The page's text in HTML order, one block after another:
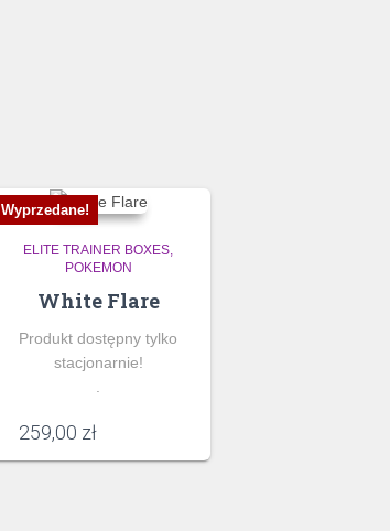
Wyprzedane!
ELITE TRAINER BOXES
POKEMON
White Flare
Produkt dostępny tylko
stacjonarnie!
259,00 zł